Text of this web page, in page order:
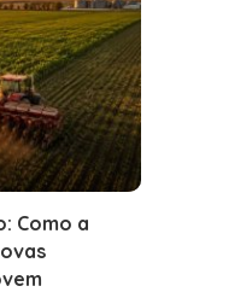
Como a